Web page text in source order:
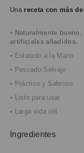
Una receta con más
• Naturalmente
artificiales añadidos.
• Enlatado a la Mano
• Pescado Selvaje
• Práctico y Sabroso
• Listo para usar
• Larga vida útil
Ingredientes